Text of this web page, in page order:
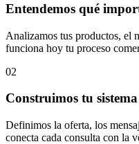
Entendemos qué
Analizamos tus productos, el
funciona hoy tu proceso
02
Construimos tu
Definimos la oferta, los
conecta cada consulta con la